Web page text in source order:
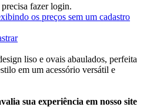
fazer login.
os preços sem um cadastro
liso e ovais abaulados, perfeita
em um acessório versátil e
sua experiência em nosso site